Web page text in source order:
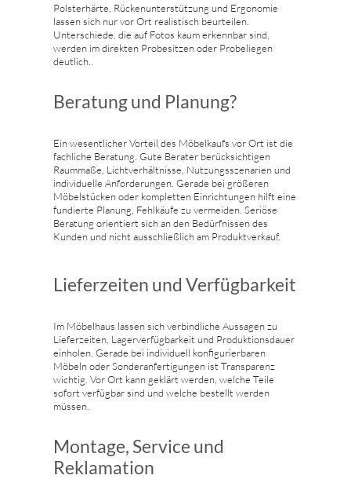
Polsterhärte, Rückenunterstützung und Ergonomie
lassen sich nur vor Ort realistisch beurteilen.
Unterschiede, die auf Fotos kaum erkennbar sind,
werden im direkten Probesitzen oder Probeliegen
deutlich..
Beratung und Planung?
Ein wesentlicher Vorteil des Möbelkaufs vor Ort ist die
fachliche Beratung. Gute Berater berücksichtigen
Raummaße, Lichtverhältnisse, Nutzungsszenarien und
individuelle Anforderungen. Gerade bei größeren
Möbelstücken oder kompletten Einrichtungen hilft eine
fundierte Planung, Fehlkäufe zu vermeiden. Seriöse
Beratung orientiert sich an den Bedürfnissen des
Kunden und nicht ausschließlich am Produktverkauf.
Lieferzeiten und Verfügbarkeit
Im Möbelhaus lassen sich verbindliche Aussagen zu
Lieferzeiten, Lagerverfügbarkeit und Produktionsdauer
einholen. Gerade bei individuell konfigurierbaren
Möbeln oder Sonderanfertigungen ist Transparenz
wichtig. Vor Ort kann geklärt werden, welche Teile
sofort verfügbar sind und welche bestellt werden
müssen.
Montage, Service und
Reklamation